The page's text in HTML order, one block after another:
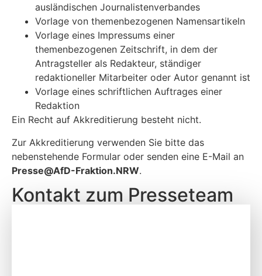
ausländischen Journalistenverbandes
Vorlage von themenbezogenen Namensartikeln
Vorlage eines Impressums einer
themenbezogenen Zeitschrift, in dem der
Antragsteller als Redakteur, ständiger
redaktioneller Mitarbeiter oder Autor genannt ist
Vorlage eines schriftlichen Auftrages einer
Redaktion
Ein Recht auf Akkreditierung besteht nicht.
Zur Akkreditierung verwenden Sie bitte das
nebenstehende Formular oder senden eine E-Mail an
Presse@AfD-Fraktion.NRW.
Kontakt zum Presseteam